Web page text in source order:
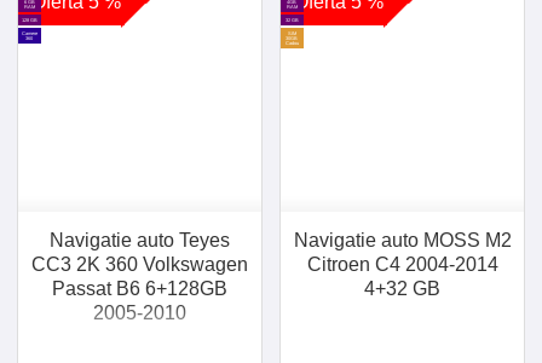
6 GB
RAM
128 GB
Camere
360
Navigatie auto Teyes
CC3 2K 360 Volkswagen
Passat B6 6+128GB
2005-2010
4GB
RAM
32 GB
SIM
30GB
Cadou
Navigatie auto MOSS M2
Citroen C4 2004-2014
4+32 GB